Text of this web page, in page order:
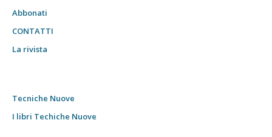
Abbonati
CONTATTI
La rivista
Tecniche Nuove
I libri Techiche Nuove